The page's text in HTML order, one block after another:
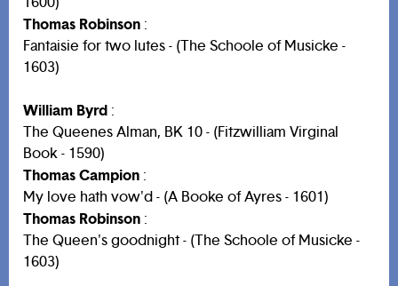
Thomas Robinson :
Fantaisie for two lutes - (The Schoole of Musicke -
1603)
William Byrd :
The Queenes Alman, BK 10 - (Fitzwilliam Virginal
Book - 1590)
Thomas Campion :
My love hath vow'd - (A Booke of Ayres - 1601)
Thomas Robinson :
The Queen's goodnight - (The Schoole of Musicke -
1603)